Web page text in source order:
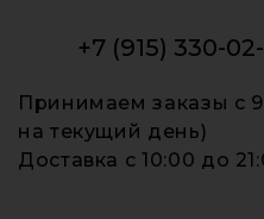
+7 (915) 330-
Принимаем заказы c
на текущий день)
Доставка c 10:00 до